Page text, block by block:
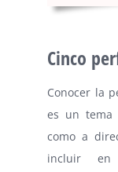
Cinco
Conocer la
es un tema
como a
incluir en